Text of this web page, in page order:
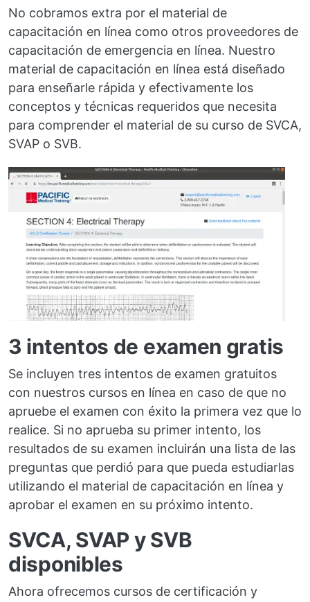
No cobramos extra por el material de
capacitación en línea como otros proveedores de
capacitación de emergencia en línea. Nuestro
material de capacitación en línea está diseñado
para enseñarle rápida y efectivamente los
conceptos y técnicas requeridos que necesita
para comprender el material de su curso de SVCA,
SVAP o SVB.
3 intentos de examen gratis
Se incluyen tres intentos de examen gratuitos
con nuestros cursos en línea en caso de que no
apruebe el examen con éxito la primera vez que lo
realice. Si no aprueba su primer intento, los
resultados de su examen incluirán una lista de las
preguntas que perdió para que pueda estudiarlas
utilizando el material de capacitación en línea y
aprobar el examen en su próximo intento.
SVCA, SVAP y SVB
disponibles
Ahora ofrecemos cursos de certificación y